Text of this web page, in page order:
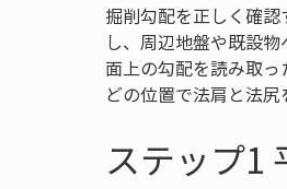
掘削勾配を正しく確
し、周辺地盤や既設
面上の勾配を読み取
どの位置で法肩と法
ステップ1